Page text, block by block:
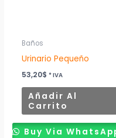
Baños
Urinario Pequeño
53,20$ * IVA
Añadir Al
Carrito
Buy Via